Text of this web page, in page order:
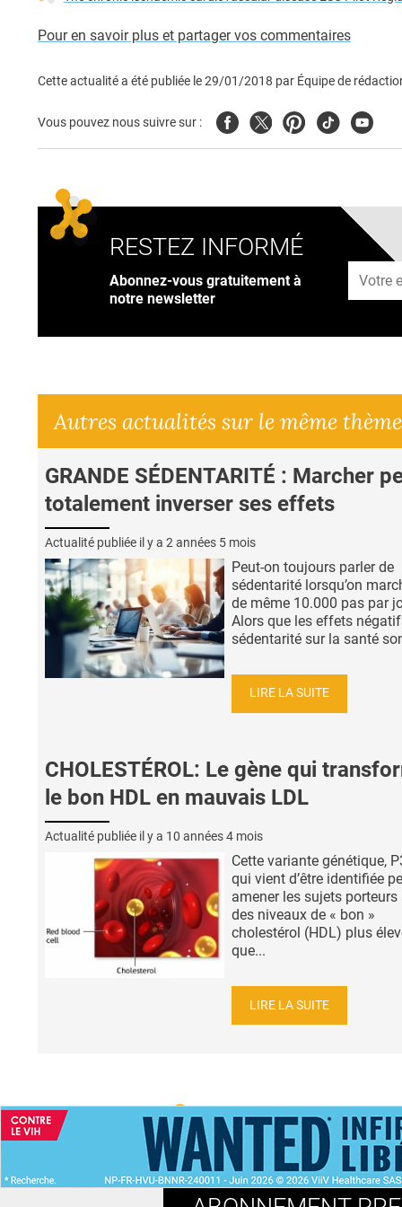
Pour en savoir plus et partager vos commentaires
Cette actualité a été publiée le29/01/2018 par Équipe de
Vous pouvez nous suivre sur : FacebookTwitterPinterest
TiktokYoutube
RESTEZ INFORMÉ
Abonnez-vous gratuitement à
notre newsletter
Autres actualités sur le même thème
GRANDE SÉDENTARITÉ : Marcher
totalement inverser ses effets
Actualité publiée il y a 2 années 5 mois
Peut-on toujours parler de
sédentarité lorsqu’on
de même 10.000 pas par
Alors que les effets
sédentarité sur la santé
LIRE LA SUITE
CHOLESTÉROL: Le gène qui
le bon HDL en mauvais LDL
Actualité publiée il y a 10 années 4 mois
Cette variante génétique,
qui vient d’être identifiée
amener les sujets porteurs
des niveaux de « bon »
cholestérol (HDL) plus
que...
LIRE LA SUITE
ACCUEIL